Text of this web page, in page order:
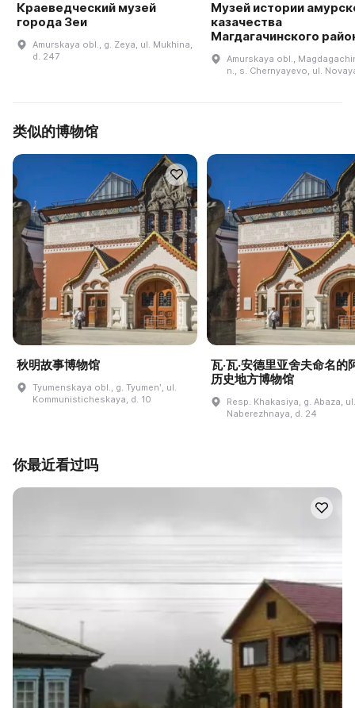
Краеведческий музей
города Зеи
Amurskaya obl., g. Zeya, ul. Mukhina,
d. 247
Музей истории
казачества
Магдагачинского
Amurskaya obl.,
n., s. Chernyayevo, ul.
类似的博物馆
秋明故事博物馆
Tyumenskaya obl., g. Tyumenʹ, ul.
Kommunisticheskaya, d. 10
瓦·瓦·安德里亚舍夫命名的
历史地方博物馆
Resp. Khakasiya, g. Abaza, ul.
Naberezhnaya, d. 24
你最近看过吗